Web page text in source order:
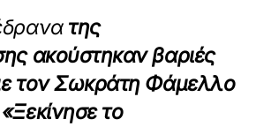
της
ακούστηκαν βαριές
τον Σωκράτη Φάμελλο
το